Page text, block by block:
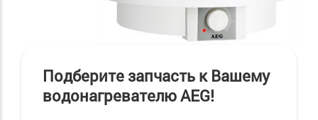
Подберите запчасть к Вашему
водонагревателю AEG!